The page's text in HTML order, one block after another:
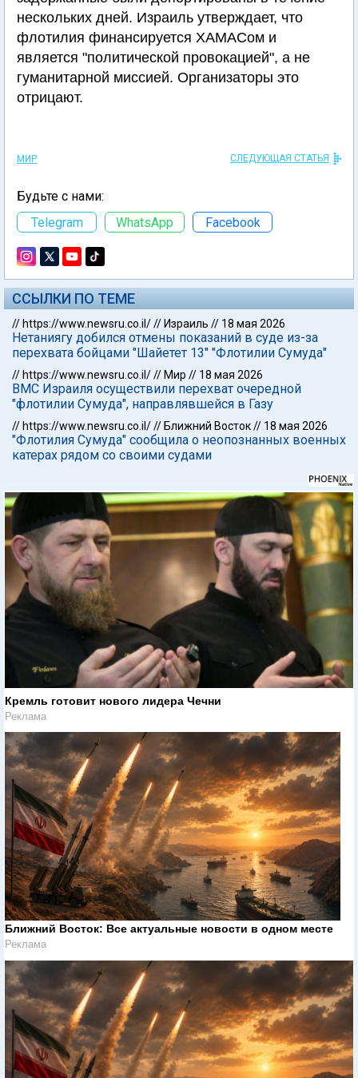
нескольких дней. Израиль утверждает, что
флотилия финансируется ХАМАСом и
является "политической провокацией", а не
гуманитарной миссией. Организаторы это
отрицают.
МИР СЛЕДУЮЩАЯ СТАТЬЯ
Будьте с нами:
Telegram
WhatsApp Facebook
ССЫЛКИ ПО ТЕМЕ
// https://www.newsru.co.il/// Израиль // 18 мая 2026
Нетаниягу добился отмены показаний в суде из-за
перехвата бойцами "Шайетет 13" "Флотилии Сумуда"
// https://www.newsru.co.il/// Мир // 18 мая 2026
ВМС Израиля осуществили перехват очередной
"флотилии Сумуда", направлявшейся в Газу
// https://www.newsru.co.il/// Ближний Восток// 18 мая 2026
"Флотилия Сумуда" сообщила о неопознанных военных
катерах рядом со своими судами
Кремль готовит нового лидера Чечни
Реклама
Ближний Восток: Все актуальные новости в одном месте
Реклама